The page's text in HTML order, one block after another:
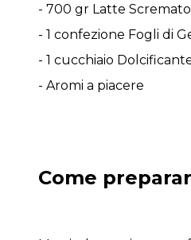
- 700 gr Latte Scremato
- 1 confezione Fogli di
- 1 cucchiaio
- Aromi a piacere
Come